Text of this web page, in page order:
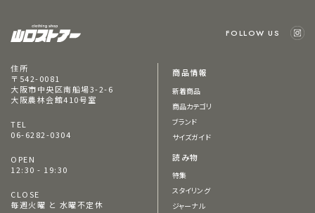
FOLLOW US
住所
〒542-0081
大阪市中央区南船場3-2-6
大阪農林会館410号室
TEL
06-6282-0304
OPEN
12:30 - 19:30
CLOSE
毎週火曜 と 水曜不定休
商品情報
新着商品
商品カテゴリ
ブランド
サイズガイド
読み物
特集
スタイリング
ジャーナル